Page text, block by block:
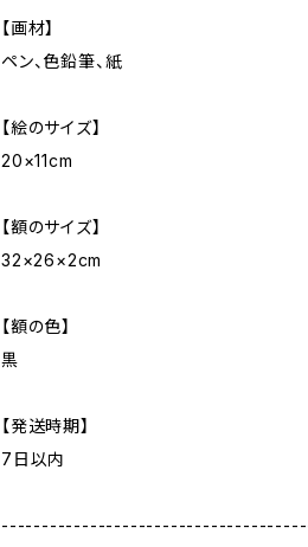
【画材】
ペン、色鉛筆、紙
【絵のサイズ】
20×11cm
【額のサイズ】
32×26×2cm
【額の色】
黒
【発送時期】
7日以内